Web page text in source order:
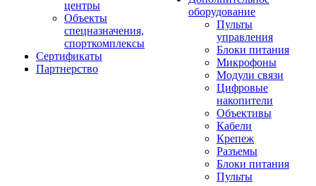
центры
Объекты
спецназначения,
спорткомплексы
Сертификаты
Партнерство
оборудование
Пульты
управления
Блоки питания
Микрофоны
Модули связи
Цифровые
накопители
Объективы
Кабели
Крепеж
Разъемы
Блоки питания
Пульты